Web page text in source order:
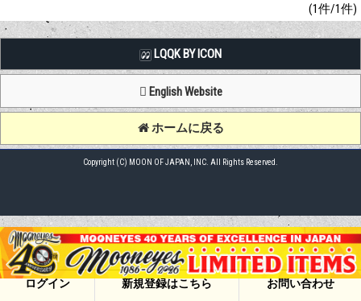
ログイン 新規登録はこちら お問い合わせ
(1件/1件)
LQQK BY ICON
English Website
ホームに戻る
Copyright (C) MOON OF JAPAN, INC. All Rights Reserved.